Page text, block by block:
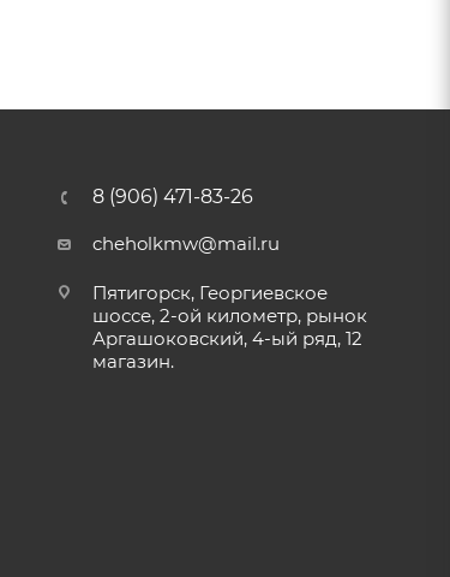
8 (906) 471-83-26
cheholkmw@mail.ru
Пятигорск, Георгиевское
шоссе, 2-ой километр, рынок
Аргашоковский, 4-ый ряд, 12
магазин.